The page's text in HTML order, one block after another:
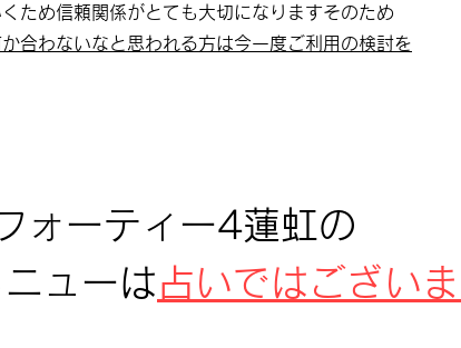
ため信頼関係がとても大切になりますそのため
か合わないなと思われる方は今一度ご利用の検討を
ォーティー4蓮虹の
ューは占いではござい